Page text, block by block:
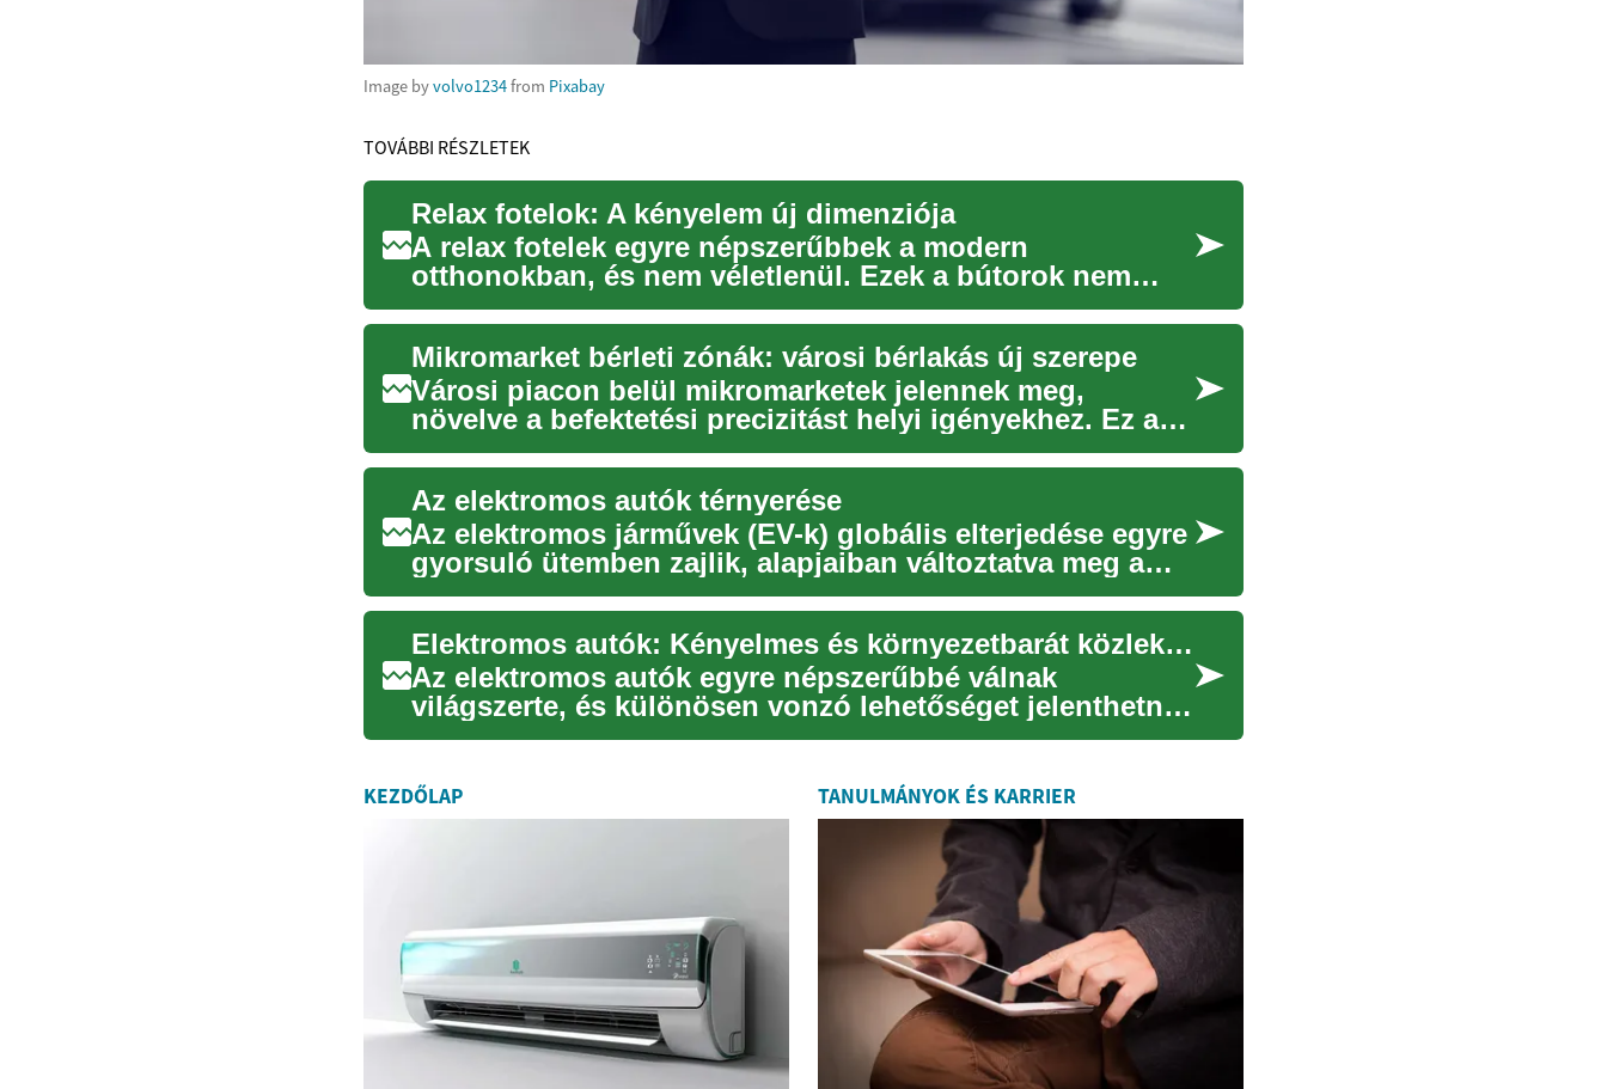
Image byvolvo1234from Pixabay
TOVÁBBI RÉSZLETEK
Relax fotelok: A kényelem új dimenziója
A relax fotelek egyre népszerűbbek a modern
otthonokban, és nem véletlenül. Ezek a bútorok nem
csupán ülőalkalmatossá...
Mikromarket bérleti zónák: városi bérlakás új szerepe
Városi piacon belül mikromarketek jelennek meg,
növelve a befektetési precizitást helyi igényekhez. Ez az
elemzés egy...
Az elektromos autók térnyerése
Az elektromos járművek (EV-k) globális elterjedése egyre
gyorsuló ütemben zajlik, alapjaiban változtatva meg a
közlek...
Elektromos autók: Kényelmes és környezetbarát közlekedés időseknek
Az elektromos autók egyre népszerűbbé válnak
világszerte, és különösen vonzó lehetőséget jelenthetnek
az idősebb koro...
KEZDŐLAP TANULMÁNYOK ÉS KARRIER